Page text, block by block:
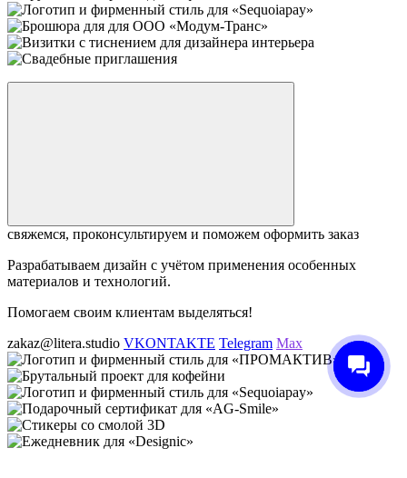
свяжемся, проконсультируем и поможем оформить заказ
Разрабатываем дизайн с учётом применения особенных
материалов и технологий.
Помогаем своим клиентам выделяться!
zakaz@litera.studio VKONTAKTE Telegram Max